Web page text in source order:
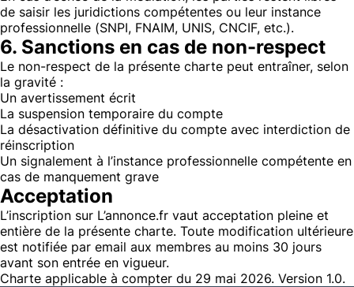
de saisir les juridictions compétentes ou leur instance
professionnelle (SNPI, FNAIM, UNIS, CNCIF, etc.).
6. Sanctions en cas de non-respect
Le non-respect de la présente charte peut entraîner, selon
la gravité :
Un avertissement écrit
La suspension temporaire du compte
La désactivation définitive du compte avec interdiction de
réinscription
Un signalement à l’instance professionnelle compétente en
cas de manquement grave
Acceptation
L’inscription sur L’annonce.fr vaut acceptation pleine et
entière de la présente charte. Toute modification ultérieure
est notifiée par email aux membres au moins 30 jours
avant son entrée en vigueur.
Charte applicable à compter du 29 mai 2026. Version 1.0.